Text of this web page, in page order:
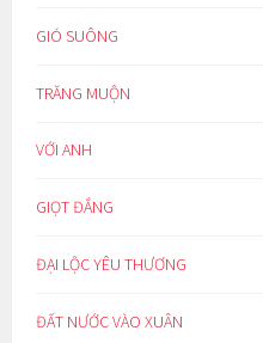
GIÓ SUÔNG
TRĂNG MUỘN
VỚI ANH
GIỌT ĐẮNG
ĐẠI LỘC YÊU THƯƠNG
ĐẤT NƯỚC VÀO XUÂN